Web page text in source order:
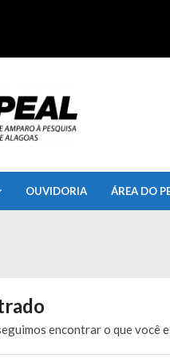
OUVIDORIA ÁREA DO
encontrar o que você